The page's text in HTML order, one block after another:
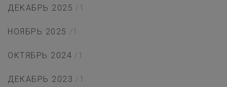
ДЕКАБРЬ 2025 /1
НОЯБРЬ 2025 /1
ОКТЯБРЬ 2024 /1
ДЕКАБРЬ 2023 /1